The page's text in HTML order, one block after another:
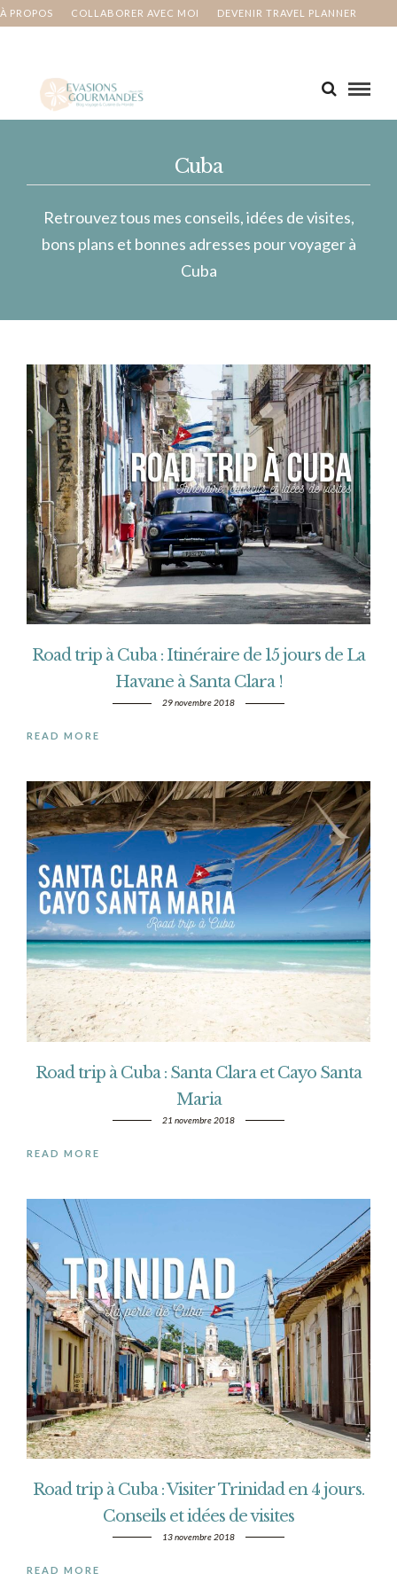
À PROPOS COLLABORER AVEC MOI DEVENIR TRAVEL PLANNER
Cuba
Retrouvez tous mes conseils, idées de visites,
bons plans et bonnes adresses pour voyager à
Cuba
Road trip à Cuba : Itinéraire de 15 jours de La
Havane à Santa Clara !
29 novembre 2018
READ MORE
Road trip à Cuba : Santa Clara et Cayo Santa
Maria
21 novembre 2018
READ MORE
Road trip à Cuba : Visiter Trinidad en 4 jours.
Conseils et idées de visites
13 novembre 2018
READ MORE